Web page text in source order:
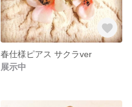
春仕様ピアス サクラver
展示中